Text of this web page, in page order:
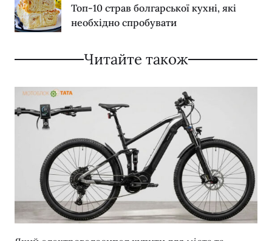
Топ-10 страв болгарської кухні, які
необхідно спробувати
Читайте також